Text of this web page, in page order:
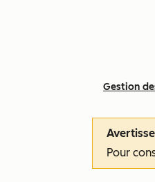
Gestion
Pour